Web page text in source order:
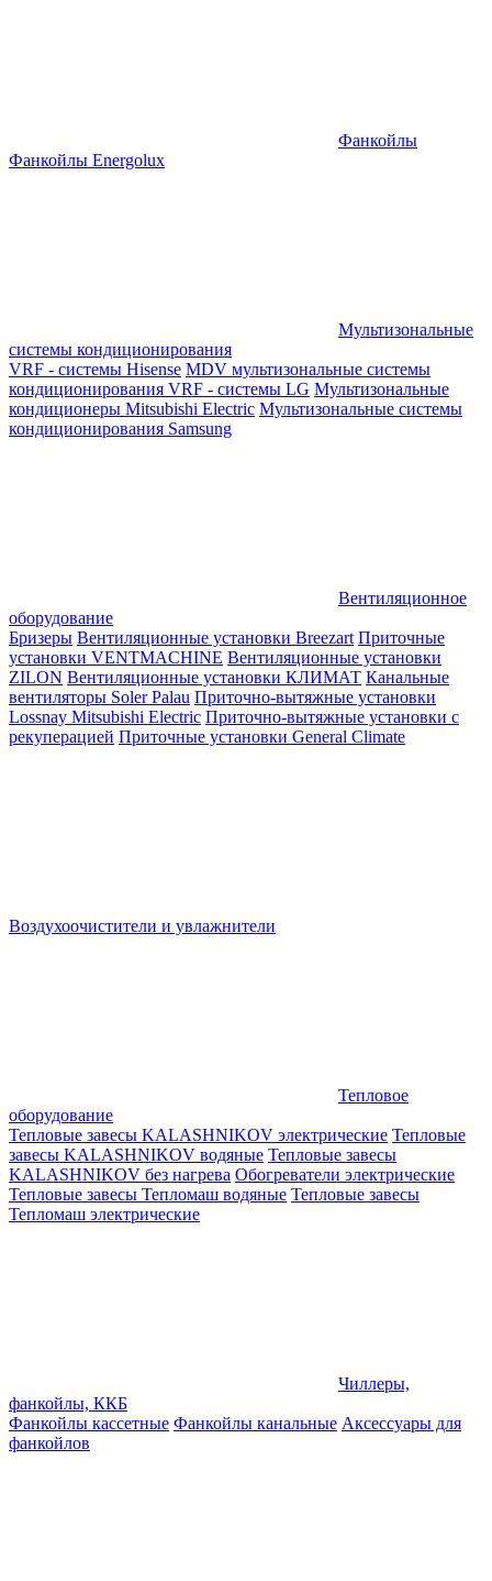
Фанкойлы
Фанкойлы Energolux
Мультизональные
системы кондиционирования
VRF - системы Hisense MDV мультизональные системы
кондиционирования VRF - системы LG Мультизональные
кондиционеры Mitsubishi Electric Мультизональные системы
кондиционирования Samsung
Вентиляционное
оборудование
Бризеры Вентиляционные установки Breezart Приточные
установки VENTMACHINE Вентиляционные установки
ZILON Вентиляционные установки КЛИМАТ Канальные
вентиляторы Soler Palau Приточно-вытяжные установки
Lossnay Mitsubishi Electric Приточно-вытяжные установки с
рекуперацией Приточные установки General Climate
Воздухоочистители и увлажнители
Тепловое
оборудование
Тепловые завесы KALASHNIKOV электрические Тепловые
завесы KALASHNIKOV водяные Тепловые завесы
KALASHNIKOV без нагрева Обогреватели электрические
Тепловые завесы Тепломаш водяные Тепловые завесы
Тепломаш электрические
Чиллеры,
фанкойлы, ККБ
Фанкойлы кассетные Фанкойлы канальные Аксессуары для
фанкойлов